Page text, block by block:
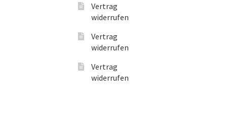
Vertrag
widerrufen
Vertrag
widerrufen
Vertrag
widerrufen